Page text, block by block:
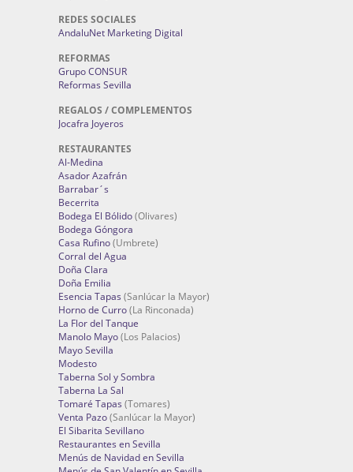
REDES SOCIALES
AndaluNet Marketing Digital
REFORMAS
Grupo CONSUR
Reformas Sevilla
REGALOS / COMPLEMENTOS
Jocafra Joyeros
RESTAURANTES
Al-Medina
Asador Azafrán
Barrabar´s
Becerrita
Bodega El Bólido(Olivares)
Bodega Góngora
Casa Rufino(Umbrete)
Corral del Agua
Doña Clara
Doña Emilia
Esencia Tapas (Sanlúcar la Mayor)
Horno de Curro(La Rinconada)
La Flor del Tanque
Manolo Mayo(Los Palacios)
Mayo Sevilla
Modesto
Taberna Sol y Sombra
Taberna La Sal
Tomaré Tapas (Tomares)
Venta Pazo(Sanlúcar la Mayor)
El Sibarita Sevillano
Restaurantes en Sevilla
Menús de Navidad en Sevilla